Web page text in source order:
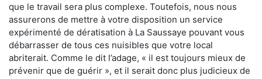
que le travail sera plus complexe. Toutefois, nous nous
assurerons de mettre à votre disposition un service
expérimenté de dératisation à La Saussaye pouvant vous
débarrasser de tous ces nuisibles que votre local
abriterait. Comme le dit l’adage, « il est toujours mieux de
prévenir que de guérir », et il serait donc plus judicieux de